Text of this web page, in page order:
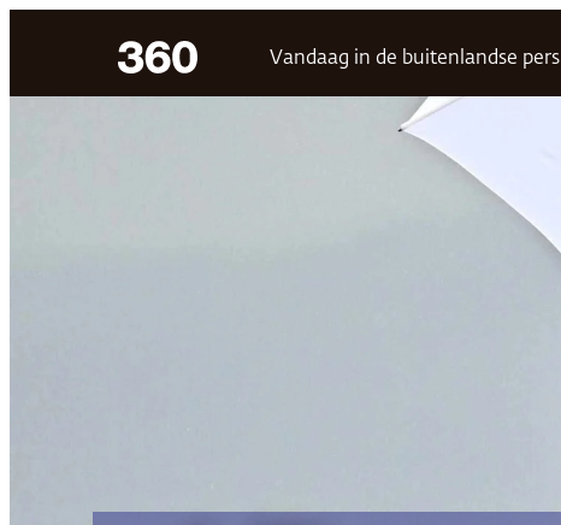
Vandaag in de buitenlandse pers